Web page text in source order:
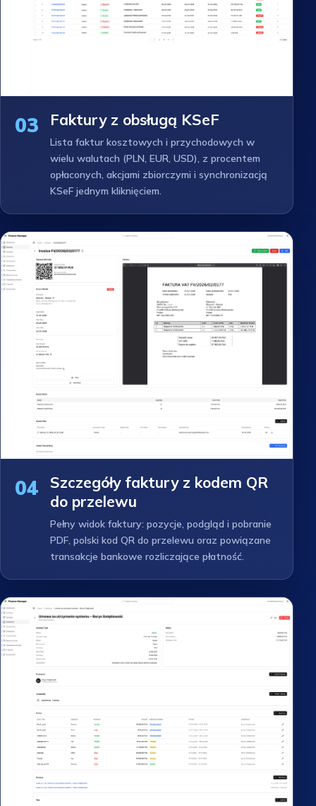
03 Faktury z obsługą KSeF
Lista faktur kosztowych i przychodowych w
wielu walutach (PLN, EUR, USD), z procentem
opłaconych, akcjami zbiorczymi i synchronizacją
KSeF jednym kliknięciem.
04
Szczegóły faktury z kodem QR
do przelewu
Pełny widok faktury: pozycje, podgląd i pobranie
PDF, polski kod QR do przelewu oraz powiązane
transakcje bankowe rozliczające płatność.